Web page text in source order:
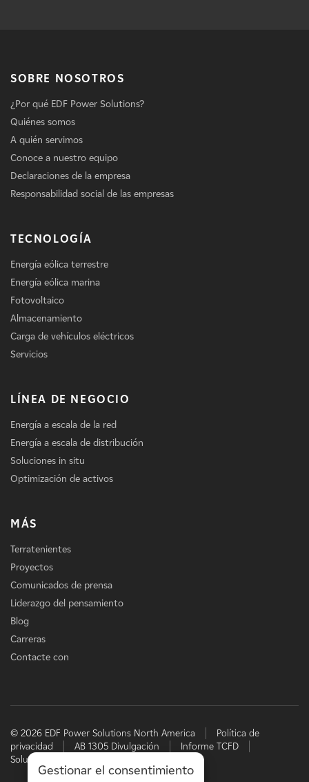
SOBRE NOSOTROS
¿Por qué EDF Power Solutions?
Quiénes somos
A quién servimos
Conoce a nuestro equipo
Declaraciones de la empresa
Responsabilidad social de las empresas
TECNOLOGÍA
Energía eólica terrestre
Energía eólica marina
Fotovoltaico
Almacenamiento
Carga de vehículos eléctricos
Servicios
LÍNEA DE NEGOCIO
Energía a escala de la red
Energía a escala de distribución
Soluciones in situ
Optimización de activos
MÁS
Terratenientes
Proyectos
Comunicados de prensa
Liderazgo del pensamiento
Blog
Carreras
Contacte con
© 2026 EDF Power Solutions North America
Política de
privacidad
AB 1305 Divulgación
Informe TCFD
Soluciones energéticas de EDF
Gestionar el consentimiento